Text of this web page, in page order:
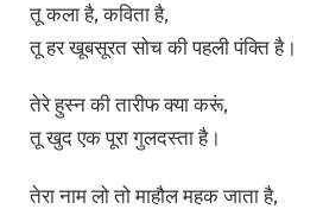
तू कला है, कविता है,
तू हर खूबसूरत सोच की पहली पंक्ति है।
तेरे हुस्न की तारीफ क्या करूं,
तू खुद एक पूरा गुलदस्ता है।
तेरा नाम लो तो माहौल महक जाता है,